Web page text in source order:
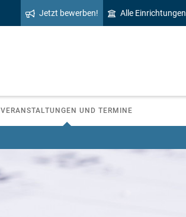
Jetzt bewerben! Alle Einrichtungen
VERANSTALTUNGEN UND TERMINE